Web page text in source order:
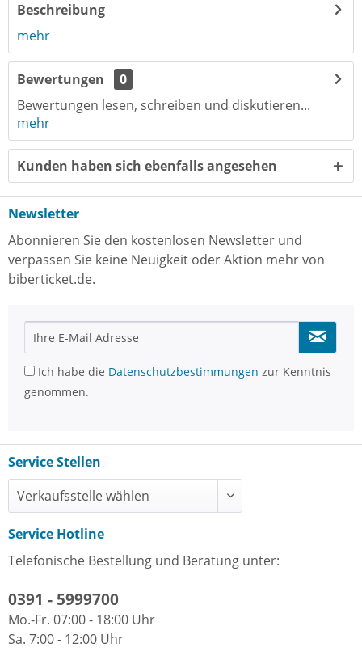
Beschreibung
mehr
Bewertungen
0
Bewertungen lesen, schreiben und diskutieren...
mehr
Kunden haben sich ebenfalls angesehen
Newsletter
Abonnieren Sie den kostenlosen Newsletter und
verpassen Sie keine Neuigkeit oder Aktion mehr von
biberticket.de.
Ich habe die Datenschutzbestimmungen zur Kenntnis
genommen.
Service Stellen
Service Hotline
Telefonische Bestellung und Beratung unter:
0391 - 5999700
Mo.-Fr. 07:00 - 18:00 Uhr
Sa. 7:00 - 12:00 Uhr